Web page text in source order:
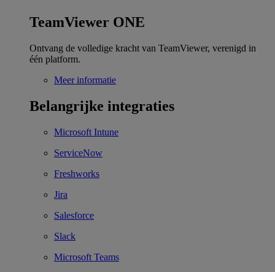
TeamViewer ONE
Ontvang de volledige kracht van TeamViewer, verenigd in
één platform.
Meer informatie
Belangrijke integraties
Microsoft Intune
ServiceNow
Freshworks
Jira
Salesforce
Slack
Microsoft Teams